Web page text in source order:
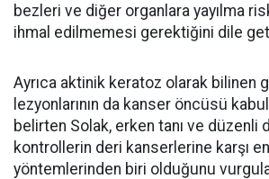
bezleri ve diğer organlara yayılma
ihmal edilmemesi gerektiğini dile
Ayrıca aktinik keratoz olarak bilinen
lezyonlarının da kanser öncüsü
belirten Solak, erken tanı ve düzenli
kontrollerin deri kanserlerine karşı
yöntemlerinden biri olduğunu